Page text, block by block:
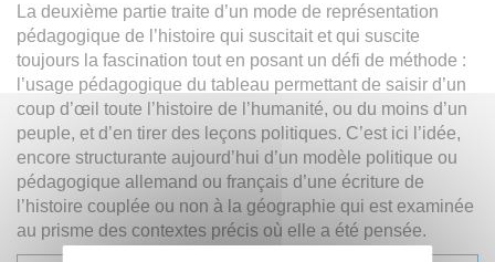
La deuxième partie traite d’un mode de représentation
pédagogique de l’histoire qui suscitait et qui suscite
toujours la fascination tout en posant un défi de méthode :
l’usage pédagogique du tableau permettant de saisir d’un
coup d’œil toute l’histoire de l’humanité, ou du moins d’un
peuple, et d’en tirer des leçons politiques. C’est ici l’idée,
encore structurante aujourd’hui d’un modèle politique ou
pédagogique allemand ou français d’une écriture de
l’histoire couplée ou non à la géographie qui est examinée
au prisme des contextes précis où elle a été pensée.